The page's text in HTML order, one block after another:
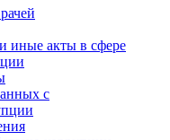
иные акты в сфере
с